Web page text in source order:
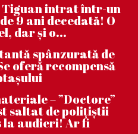
Tiguan intrat într-un
9 ani decedată! O
dar și o...
spânzurată de
oferă recompensă
– ”Doctore”
saltat de polițiștii
la audieri! Ar fi